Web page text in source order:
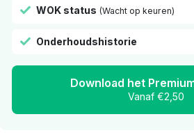
WOK status (Wacht op keuren)
Onderhoudshistorie
Download het
Vanaf €2,50